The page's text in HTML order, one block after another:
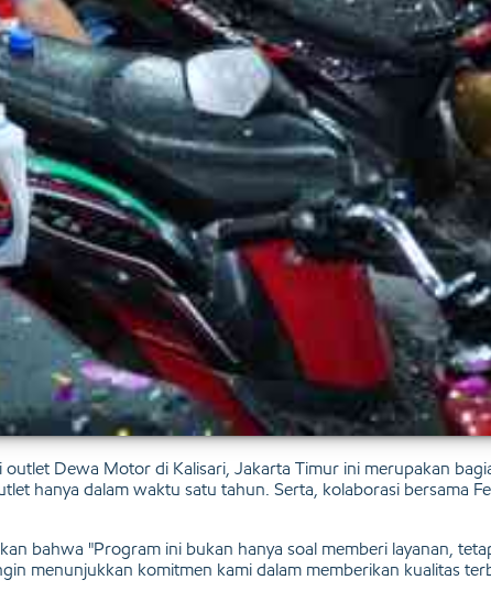
Dewa Motor di Kalisari, Jakarta Timur ini merupakan
hanya dalam waktu satu tahun. Serta, kolaborasi bersama
bahwa "Program ini bukan hanya soal memberi layanan,
menunjukkan komitmen kami dalam memberikan kualitas